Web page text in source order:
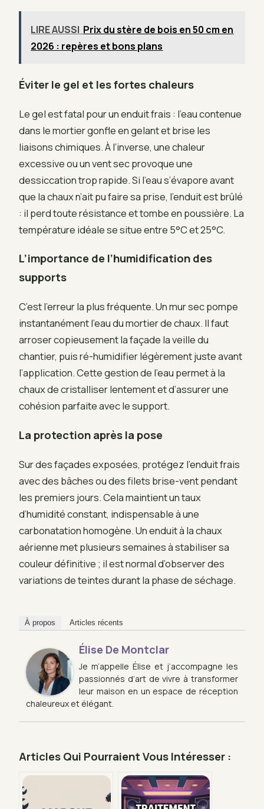
LIRE AUSSI Prix du stère de bois en 50 cm en
2026 : repères et bons plans
Éviter le gel et les fortes chaleurs
Le gel est fatal pour un enduit frais : l’eau contenue
dans le mortier gonfle en gelant et brise les
liaisons chimiques. À l’inverse, une chaleur
excessive ou un vent sec provoque une
dessiccation trop rapide. Si l’eau s’évapore avant
que la chaux n’ait pu faire sa prise, l’enduit est brûlé
: il perd toute résistance et tombe en poussière. La
température idéale se situe entre 5°C et 25°C.
L’importance de l’humidification des
supports
C’est l’erreur la plus fréquente. Un mur sec pompe
instantanément l’eau du mortier de chaux. Il faut
arroser copieusement la façade la veille du
chantier, puis ré-humidifier légèrement juste avant
l’application. Cette gestion de l’eau permet à la
chaux de cristalliser lentement et d’assurer une
cohésion parfaite avec le support.
La protection après la pose
Sur des façades exposées, protégez l’enduit frais
avec des bâches ou des filets brise-vent pendant
les premiers jours. Cela maintient un taux
d’humidité constant, indispensable à une
carbonatation homogène. Un enduit à la chaux
aérienne met plusieurs semaines à stabiliser sa
couleur définitive ; il est normal d’observer des
variations de teintes durant la phase de séchage.
À propos Articles récents
Élise De Montclar
Je m’appelle Élise et j’accompagne les
passionnés d’art de vivre à transformer
leur maison en un espace de réception
chaleureux et élégant.
Articles Qui Pourraient Vous Intéresser :